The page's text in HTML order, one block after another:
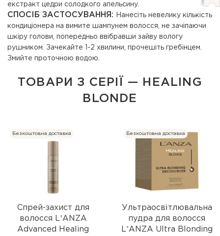
екстракт цедри солодкого апельсину.
СПОСІБ ЗАСТОСУВАННЯ:
Нанесіть невелику кількість
кондиціонера на вимите шампунем волосся, не зачіпаючи
шкіру голови, попередньо ввібравши зайву вологу
рушником. Зачекайте 1-2 хвилини, прочешіть гребінцем.
Змийте проточною водою.
ТОВАРИ З СЕРІЇ — HEALING
BLONDE
Безкоштовна доставка
Спрей-захист для
волосся LʼANZA
Advanced Healing
Безкоштовна доставка
Ультраосвітлювальна
пудра для волосся
LʼANZA Ultra Blonding